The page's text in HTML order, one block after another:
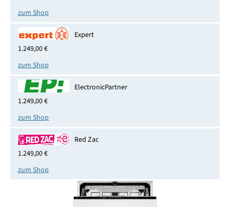
zum Shop
Expert
1.249,00 €
zum Shop
ElectronicPartner
1.249,00 €
zum Shop
Red Zac
1.249,00 €
zum Shop